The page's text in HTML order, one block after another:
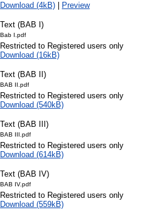
Download (4kB) Preview
Text (BAB I)
Bab I.pdf
Restricted to Registered users only
Download (16kB)
Text (BAB II)
BAB II.pdf
Restricted to Registered users only
Download (540kB)
Text (BAB III)
BAB III.pdf
Restricted to Registered users only
Download (614kB)
Text (BAB IV)
BAB IV.pdf
Restricted to Registered users only
Download (559kB)